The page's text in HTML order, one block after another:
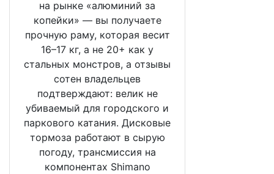
на рынке «алюминий за
копейки» — вы получаете
прочную раму, которая весит
16–17 кг, а не 20+ как у
стальных монстров, а отзывы
сотен владельцев
подтверждают: велик не
убиваемый для городского и
паркового катания. Дисковые
тормоза работают в сырую
погоду, трансмиссия на
компонентах Shimano